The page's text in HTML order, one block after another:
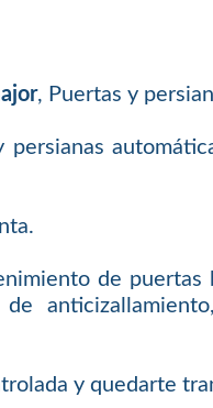
, Puertas y
de puertas
y quedarte